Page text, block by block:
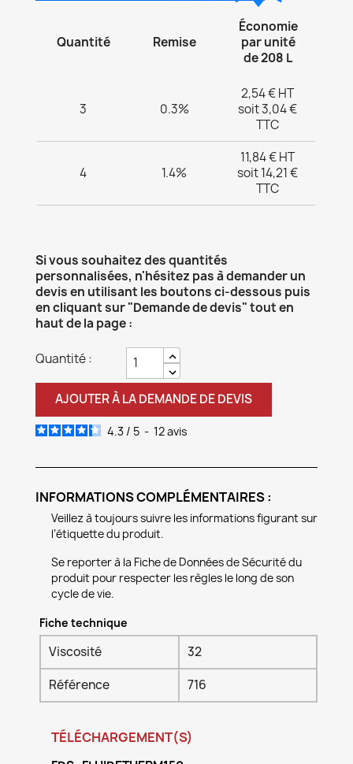
Quantité Remise
Économie
par unité
de 208 L
3 0.3%
2,54 € HT
soit 3,04 €
TTC
4 1.4%
11,84 € HT
soit 14,21 €
TTC
Si vous souhaitez des quantités
personnalisées, n'hésitez pas à demander un
devis en utilisant les boutons ci-dessous puis
en cliquant sur "Demande de devis" tout en
haut de la page :
Quantité :
AJOUTER À LA DEMANDE DE DEVIS
4.3 / 5 - 12avis
INFORMATIONS COMPLÉMENTAIRES :
Veillez à toujours suivre les informations figurant sur
l’étiquette du produit.
Se reporter à la Fiche de Données de Sécurité du
produit pour respecter les règles le long de son
cycle de vie.
Fiche technique
Viscosité
32
Référence
716
TÉLÉCHARGEMENT(S)